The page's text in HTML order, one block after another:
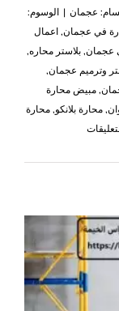
عجمان | الوسوم:
في عجمان, اعمال
عجمان, بلاستر محاره,
وترميم عجمان,
, مبيض محارة
, محارة بلانكو, محارة
على
بلاستر
افضل
الاسعار
مغلقة